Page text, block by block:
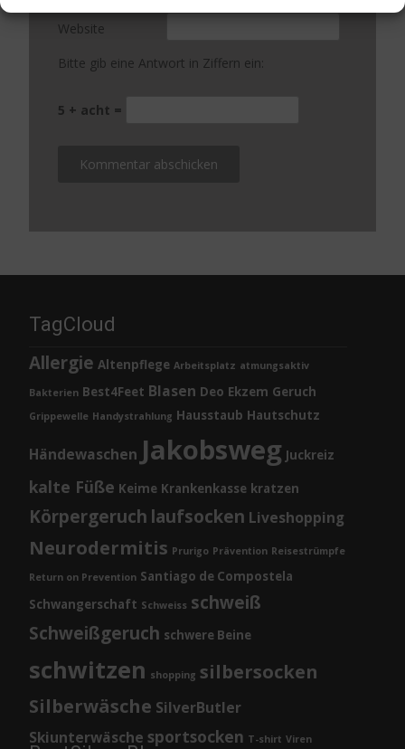
Website
Bitte gib eine Antwort in Ziffern ein:
5 + acht =
TagCloud
Allergie Altenpflege Arbeitsplatz atmungsaktiv
Bakterien Best4Feet Blasen Deo Ekzem Geruch
Grippewelle Handystrahlung Hausstaub Hautschutz
Händewaschen Jakobsweg Juckreiz
kalte Füße Keime Krankenkasse kratzen
Körpergeruch laufsocken Liveshopping
Neurodermitis Prurigo Prävention Reisestrümpfe
Return on Prevention Santiago de Compostela
Schwangerschaft Schweiss schweiß
Schweißgeruch schwere Beine
schwitzen shopping silbersocken
Silberwäsche SilverButler
Skiunterwäsche sportsocken T-shirt Viren